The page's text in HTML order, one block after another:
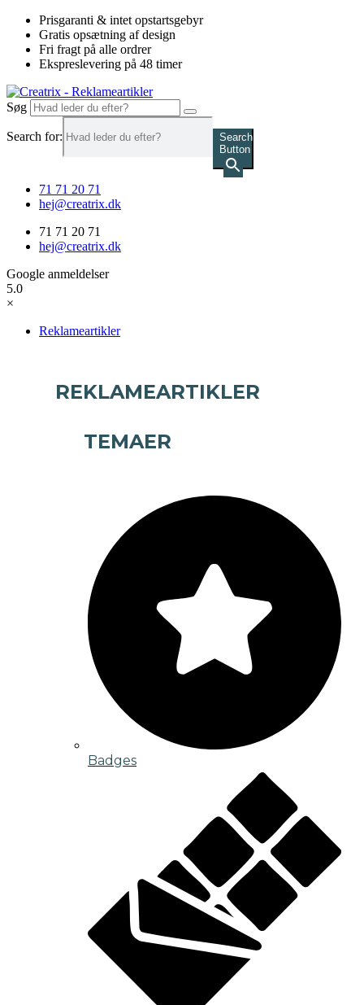
Videre
indhold
Prisgaranti & intet opstartsgebyr
Gratis opsætning af design
Fri fragt på alle ordrer
Ekspreslevering på 48 timer
Søg
Search for:
Search
Button
71 71 20 71
hej@creatrix.dk
71 71 20 71
hej@creatrix.dk
Google anmeldelser
5.0
×
Reklameartikler
REKLAMEARTIKLER
TEMAER
Badges